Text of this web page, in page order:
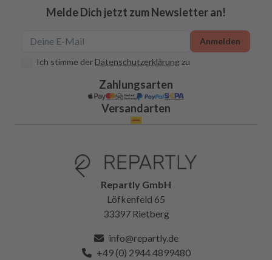
Melde Dich jetzt zum Newsletter an!
Ich stimme der Datenschutzerklärung zu
Anmelden
Zahlungsarten
Versandarten
Repartly GmbH
Löfkenfeld 65
33397 Rietberg
info@repartly.de
+49 (0) 2944 4899480